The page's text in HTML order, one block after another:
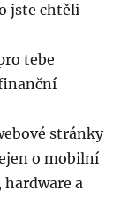
jste chtěli
tebe
stránky
o mobilní
a